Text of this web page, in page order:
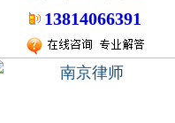
13814066391